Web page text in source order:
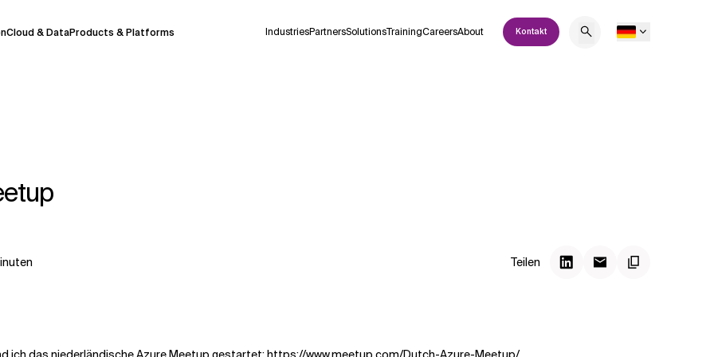
Cloud & DataProducts & Platforms IndustriesPartnersSolutionsTrainingCareersAbout Kontakt
bevor Sie Entscheidungen treffen oder
Teilen